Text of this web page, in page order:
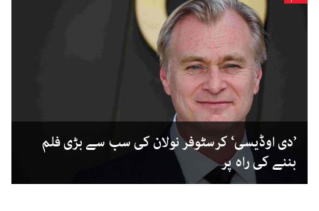
’دی اوڈیسی‘ کرسٹوفر نولان کی سب سے بڑی فلم
بننے کی راہ پر